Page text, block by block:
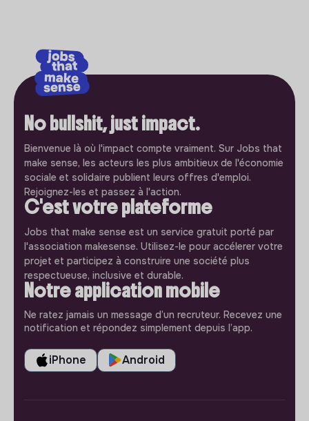
No bullshit, just impact.
Bienvenue là où l'impact compte vraiment. Sur Jobs that
make sense, les acteurs les plus ambitieux de l'économie
sociale et solidaire publient leurs offres d'emploi.
Rejoignez-les et passez à l'action.
C'est votre plateforme
Jobs that make sense est un service gratuit porté par
l'association makesense. Utilisez-le pour accélerer votre
projet et participez à construire une société plus
respectueuse, inclusive et durable.
Notre application mobile
Ne ratez jamais un message d’un recruteur. Recevez une
notification et répondez simplement depuis l’app.
iPhone Android